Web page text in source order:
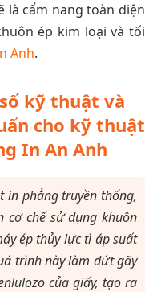
là cẩm nang toàn diện
ép kim loại và tối
Anh.
kỹ thuật và
cho kỹ thuật
In An Anh
in phẳng truyền thống,
cơ chế sử dụng khuôn
ép thủy lực tì áp suất
trình này làm đứt gãy
của giấy, tạo ra